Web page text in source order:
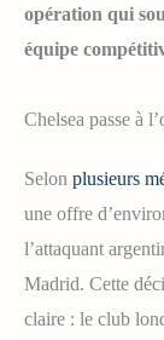
opération qui
équipe
Chelsea passe à
Selon plusieurs
une offre
l’attaquant
Madrid. Cette
claire : le club